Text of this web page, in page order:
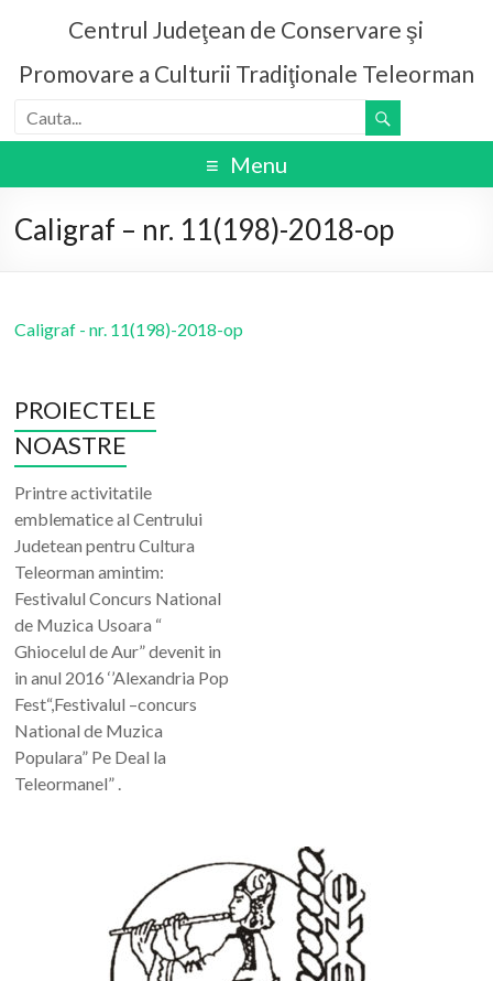
Centrul Judeţean de Conservare şi
Promovare a Culturii Tradiţionale Teleorman
Menu
Caligraf – nr. 11(198)-2018-op
Caligraf - nr. 11(198)-2018-op
PROIECTELE
NOASTRE
Printre activitatile
emblematice al Centrului
Judetean pentru Cultura
Teleorman amintim:
Festivalul Concurs National
de Muzica Usoara “
Ghiocelul de Aur” devenit in
in anul 2016 ‘’Alexandria Pop
Fest“,Festivalul –concurs
National de Muzica
Populara” Pe Deal la
Teleormanel” .